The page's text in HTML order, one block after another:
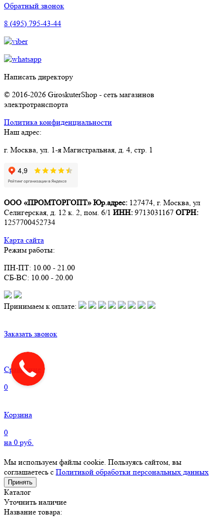
Обратный звонок
8 (495) 795-43-44
Написать директору
© 2016-2026 GiroskuterShop - сеть магазинов
электротранспорта
Политика конфиденциальности
Наш адрес:
г. Москва, ул. 1-я Магистральная, д. 4, стр. 1
ООО «ПРОМТОРГОПТ» Юр.адрес: 127474, г. Москва, ул
Селигерская, д. 12 к. 2, пом. 6/1 ИНН: 9713031167 ОГРН:
1257700452734
Карта сайта
Режим работы:
ПН-ПТ: 10.00 - 21.00
СБ-ВС: 10.00 - 20.00
Принимаем к оплате:
Заказать звонок
Сравнение
0
Корзина
0
на 0 руб.
Мы используем файлы cookie. Пользуясь сайтом, вы
соглашаетесь с Политикой обработки персональных данных
Принять
Каталог
Уточнить наличие
Название товара: